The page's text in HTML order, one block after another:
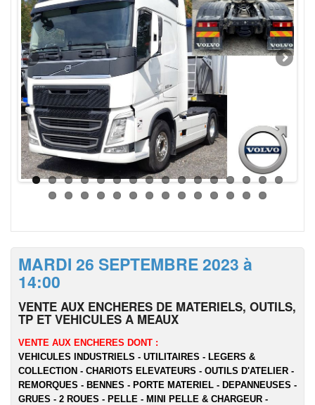
MARDI 26 SEPTEMBRE 2023 à
14:00
VENTE AUX ENCHERES DE MATERIELS, OUTILS,
TP ET VEHICULES A MEAUX
VENTE AUX ENCHERES DONT :
VEHICULES INDUSTRIELS - UTILITAIRES - LEGERS &
COLLECTION - CHARIOTS ELEVATEURS - OUTILS D'ATELIER -
REMORQUES - BENNES - PORTE MATERIEL - DEPANNEUSES -
GRUES - 2 ROUES - PELLE - MINI PELLE & CHARGEUR -